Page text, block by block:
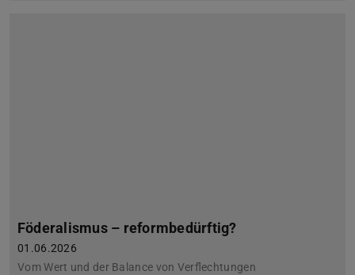
Föderalismus – reformbedürftig?
01.06.2026
Vom Wert und der Balance von Verflechtungen